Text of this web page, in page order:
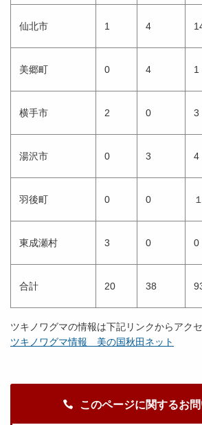
仙北市 1 4
美郷町 0 4 1
横手市 2 0 3
湯沢市 0 3 4
羽後町 0 0 １
東成瀬村 3 0 0
合計 20 38
ツキノワグマの情報は下記リンクからアクセ
ツキノワグマ情報 美の国秋田ネット
このページに関するお